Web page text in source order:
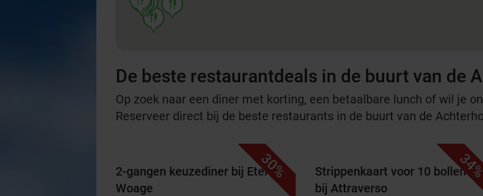
food
food
De beste restaurantdeals in de buurt van de
Op zoek naar een diner met korting, een betaalbare lunch of wil je
Reserveer direct bij de beste restaurants in de buurt van de
30%
2-gangen keuzediner bij Eterij de
Woage
Strippenkaart voor 10 bollen ijs
bij Attraverso